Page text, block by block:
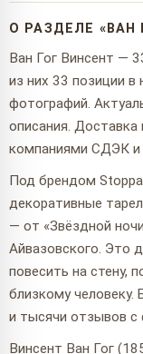
О РАЗДЕЛЕ «ВАН
Ван Гог Винсент —
из них 33 позиции в
фотографий.
описания.
компаниями СДЭК и
Под брендом
декоративные
— от «Звёздной
Айвазовского. Это
повесить на стену,
близкому человеку.
и тысячи отзывов с
Винсент Ван Гог